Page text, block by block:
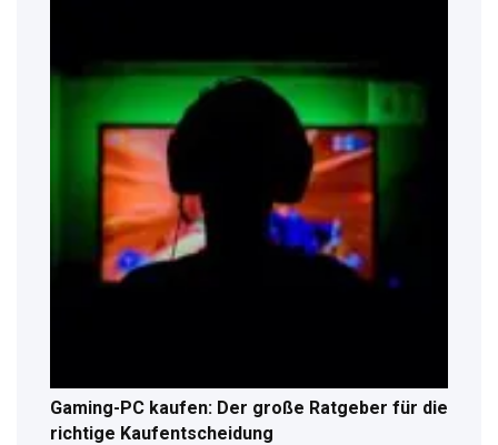
Gaming-PC kaufen: Der große Ratgeber für die
richtige Kaufentscheidung